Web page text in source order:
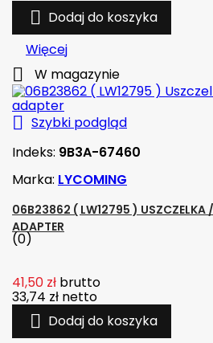
 Dodaj do koszyka
Więcej
 W magazynie
 Szybki podgląd
Indeks: 9B3A-67460
Marka: LYCOMING
06B23862 ( LW12795 ) USZCZELKA /
ADAPTER
(0)
41,50 zł brutto
33,74 zł netto
 Dodaj do koszyka